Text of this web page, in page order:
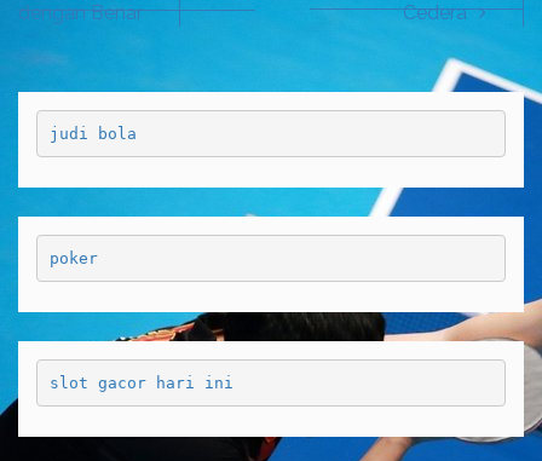
dengan Benar
Cedera
judi bola
poker
slot gacor hari ini